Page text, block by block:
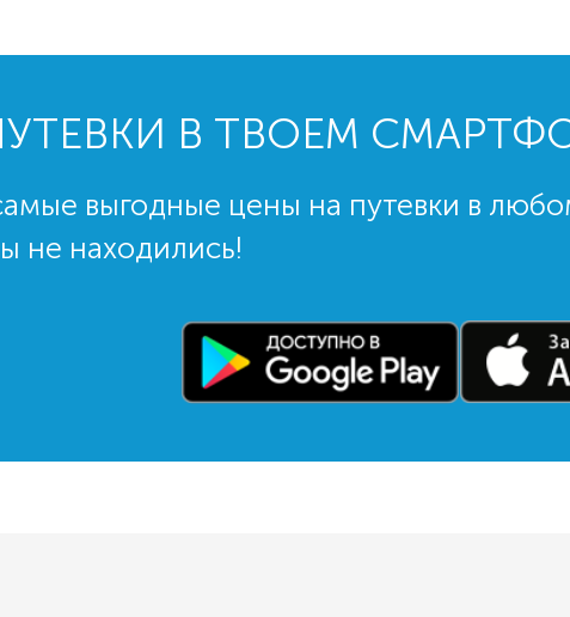
В ТВОЕМ
выгодные цены на путевки в
не находились!